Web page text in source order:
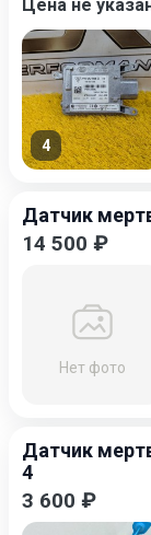
Цена не
4
Датчик
14 500 ₽
Нет фото
Датчик
4
3 600 ₽